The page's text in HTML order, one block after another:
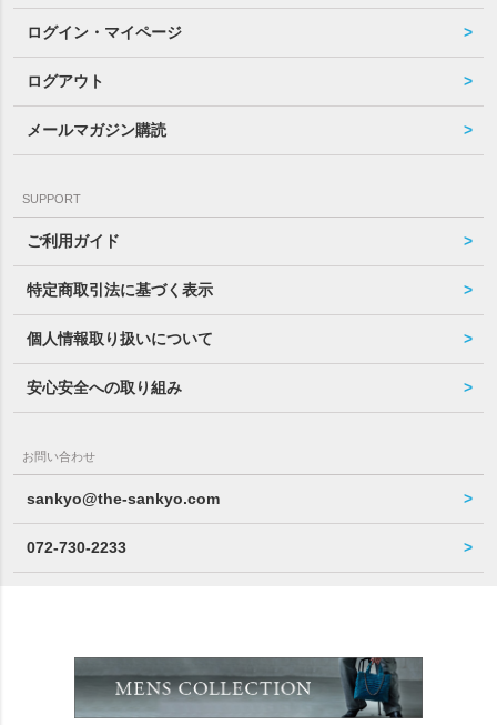
ログイン・マイページ
ログアウト
メールマガジン購読
SUPPORT
ご利用ガイド
特定商取引法に基づく表示
個人情報取り扱いについて
安心安全への取り組み
お問い合わせ
sankyo@the-sankyo.com
072-730-2233